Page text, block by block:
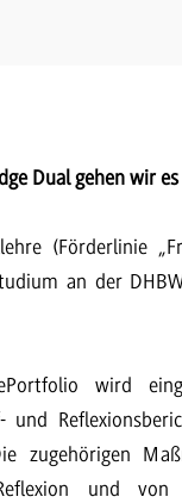
Dual gehen wir
(Förderlinie
an der
wird
und
zugehörigen
und von